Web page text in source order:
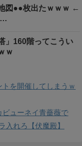
図●●枚出たｗｗｗ ←
…
」160階ってこうい
ｗ
トを開催してしまうｗ
ビューネイ青薔薇で
入れろ【伏魔殿】